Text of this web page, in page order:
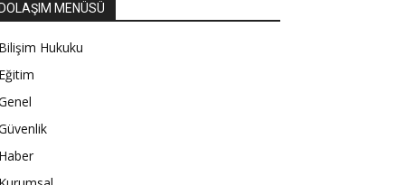
DOLAŞIM MENÜSÜ
Bilişim Hukuku
Eğitim
Haber